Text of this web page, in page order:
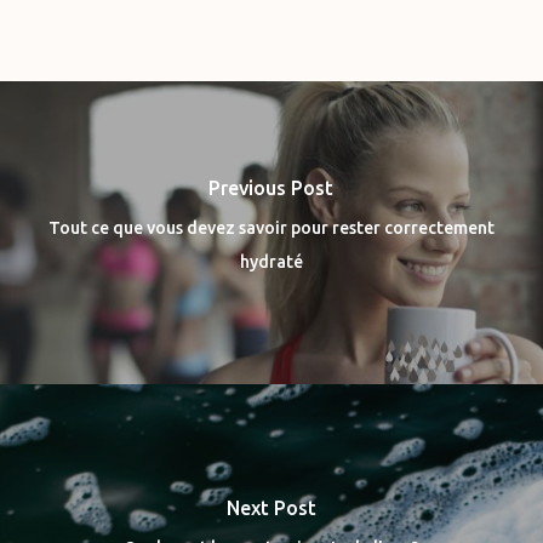
Previous Post
Tout ce que vous devez savoir pour rester correctement
hydraté
Next Post